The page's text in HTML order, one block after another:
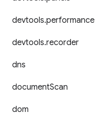
devtools.performance
devtools.recorder
dns
documentScan
dom